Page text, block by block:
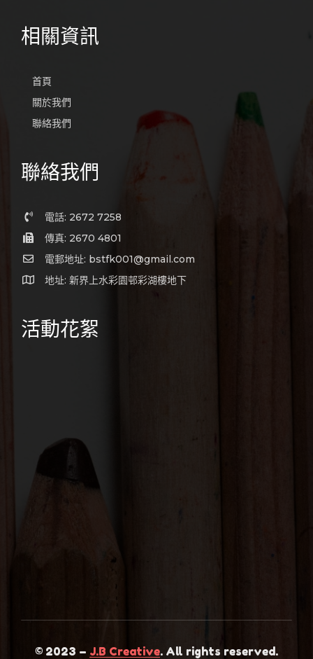
相關資訊
首頁
關於我們
聯絡我們
聯絡我們
電話: 2672 7258
傳真: 2670 4801
電郵地址: bstfk001@gmail.com
地址: 新界上水彩園邨彩湖樓地下
活動花絮
© 2023 – J.B Creative. All rights reserved.